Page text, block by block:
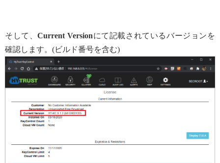
そして、Current Versionにて記載されているバージョンを
確認します。(ビルド番号を含む)